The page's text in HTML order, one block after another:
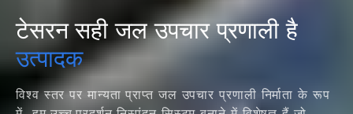
टेसरनसही जल उपचार प्रणाली है
उत्पादक
विश्व स्तर पर मान्यता प्राप्त जल उपचार प्रणाली निर्माता के रूप